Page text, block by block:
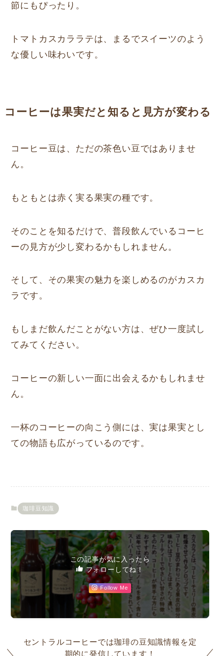
節にもぴったり。
トマトカスカララテは、まるでスイーツのよう
な優しい味わいです。
コーヒーは果実だと知ると見方が変わる
コーヒー豆は、ただの茶色い豆ではありませ
ん。
もともとは赤く実る果実の種です。
そのことを知るだけで、普段飲んでいるコーヒ
ーの見方が少し変わるかもしれません。
そして、その果実の魅力を楽しめるのがカスカ
ラです。
もしまだ飲んだことがない方は、ぜひ一度試し
てみてください。
コーヒーの新しい一面に出会えるかもしれませ
ん。
一杯のコーヒーの向こう側には、実は果実とし
ての物語も広がっているのです。
珈琲豆知識
この記事が気に入ったら
フォローしてね！
Follow Me
セントラルコーヒーでは珈琲の豆知識情報を定
期的に発信しています！